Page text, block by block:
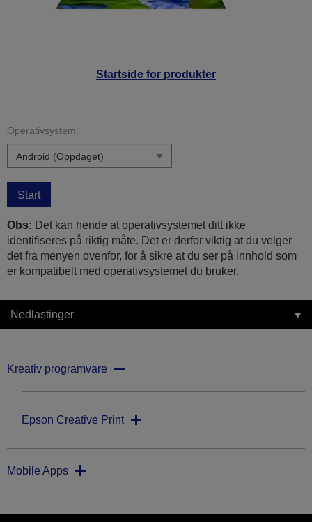
Startside for produkter
Operativsystem:
Start
Obs: Det kan hende at operativsystemet ditt ikke
identifiseres på riktig måte. Det er derfor viktig at du velger
det fra menyen ovenfor, for å sikre at du ser på innhold som
er kompatibelt med operativsystemet du bruker.
Nedlastinger
Kreativ programvare
Epson Creative Print
Mobile Apps